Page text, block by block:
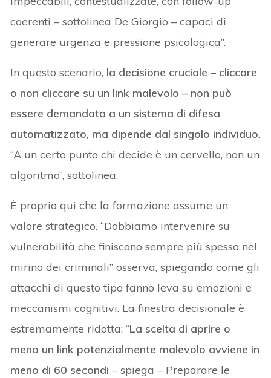
coerenti – sottolinea De Giorgio – capaci di
generare urgenza e pressione psicologica”.
In questo scenario, la decisione cruciale – cliccare
o non cliccare su un link malevolo – non può
essere demandata a un sistema di difesa
automatizzato, ma dipende dal singolo individuo.
“A un certo punto chi decide è un cervello, non un
algoritmo”, sottolinea.
È proprio qui che la formazione assume un
valore strategico. “Dobbiamo intervenire su
vulnerabilità che finiscono sempre più spesso nel
mirino dei criminali” osserva, spiegando come gli
attacchi di questo tipo fanno leva su emozioni e
meccanismi cognitivi. La finestra decisionale è
estremamente ridotta: “La scelta di aprire o
meno un link potenzialmente malevolo avviene in
meno di 60 secondi – spiega – Preparare le